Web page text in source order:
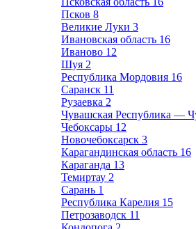
Псков 8
Великие Луки 3
Ивановская область 16
Иваново 12
Шуя 2
Республика Мордовия 16
Саранск 11
Рузаевка 2
Чувашская Республика —
Чебоксары 12
Новочебоксарск 3
Карагандинская область 16
Караганда 13
Темиртау 2
Сарань 1
Республика Карелия 15
Петрозаводск 11